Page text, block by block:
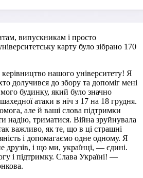
випускникам і просто
карту було зібрано 170
нашого університету! Я
долучився до збору та допоміг мені
будинку, який було значно
шахедноїатаки в ніч з 17 на 18 грудня.
але й ваші слова підтримки
надію, триматися. Війна зруйнувала
важливо, як те, що в ці страшні
і допомагаємо одне одному. Я
друзів, і що ми, українці, — єдині.
і підтримку. Слава Україні! —